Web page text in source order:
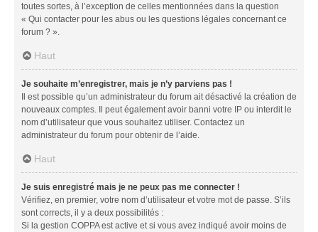
toutes sortes, à l’exception de celles mentionnées dans la question
« Qui contacter pour les abus ou les questions légales concernant ce
forum ? ».
Haut
Je souhaite m’enregistrer, mais je n’y parviens pas !
Il est possible qu’un administrateur du forum ait désactivé la création de
nouveaux comptes. Il peut également avoir banni votre IP ou interdit le
nom d’utilisateur que vous souhaitez utiliser. Contactez un
administrateur du forum pour obtenir de l’aide.
Haut
Je suis enregistré mais je ne peux pas me connecter !
Vérifiez, en premier, votre nom d’utilisateur et votre mot de passe. S’ils
sont corrects, il y a deux possibilités :
Si la gestion COPPA est active et si vous avez indiqué avoir moins de